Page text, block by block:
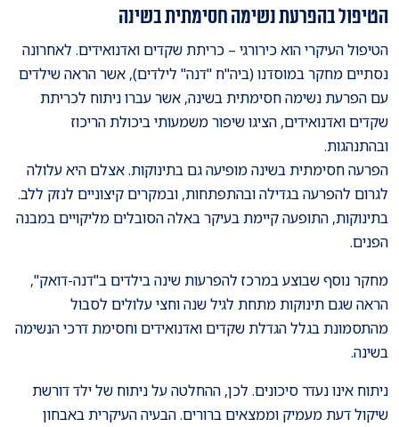
הטיפול בהפרעת נשימה חסימתית בשינה
הטיפול העיקרי הוא כירורגי – כריתת שקדים ואדנואידים. לאחרונה
נסתיים מחקר במוסדנו (ביה"ח "דנה" לילדים), אשר הראה שילדים
עם הפרעת נשימה חסימתית בשינה, אשר עברו ניתוח לכריתת
שקדים ואדנואידים, הציגו שיפור משמעותי ביכולת הריכוז
ובהתנהגות.
הפרעה חסימתית בשינה מופיעה גם בתינוקות. אצלם היא עלולה
לגרום להפרעה בגדילה ובהתפתחות, ובמקרים קיצוניים לנזק ללב.
בתינוקות, התופעה קיימת בעיקר באלה הסובלים מליקויים במבנה
הפנים.
מחקר נוסף שבוצע במרכז להפרעות שינה בילדים ב"דנה-דואק",
הראה שגם תינוקות מתחת לגיל שנה וחצי עלולים לסבול
מהתסמונת בגלל הגדלת שקדים ואדנואידים וחסימת דרכי הנשימה
בשינה.
ניתוח אינו נעדר סיכונים. לכן, ההחלטה על ניתוח של ילד דורשת
שיקול דעת מעמיק וממצאים ברורים. הבעיה העיקרית באבחון